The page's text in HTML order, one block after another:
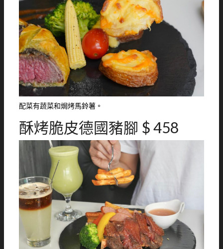
配菜有蔬菜和焗烤馬鈴薯。
酥烤脆皮德國豬腳 $ 458